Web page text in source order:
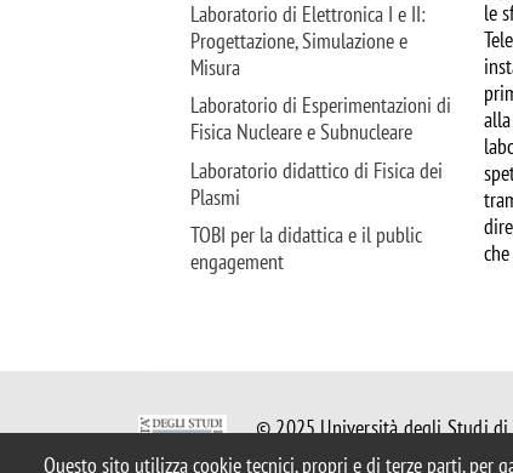
Questo sito utilizza cookie tecnici, propri e di terze parti, per
Laboratorio di Elettronica I e II:
Progettazione, Simulazione e
Misura
Laboratorio di Esperimentazioni di
Fisica Nucleare e Subnucleare
Laboratorio didattico di Fisica dei
Plasmi
TOBI per la didattica e il public
engagement
le
© 2025 Università degli Studi di
Piazza dell'Ateneo Nuovo, 1 -